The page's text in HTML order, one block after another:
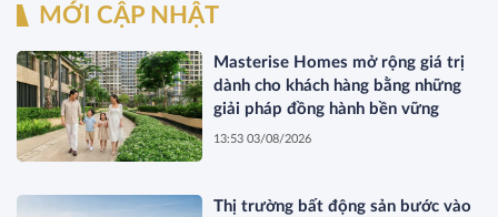
MỚI CẬP NHẬT
Masterise Homes mở rộng giá trị
dành cho khách hàng bằng những
giải pháp đồng hành bền vững
13:53 03/08/2026
Thị trường bất động sản bước vào